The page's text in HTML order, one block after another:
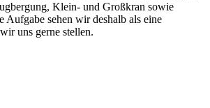
Klein- und Großkran sowie
Aufgabe sehen wir deshalb als eine
uns gerne stellen.